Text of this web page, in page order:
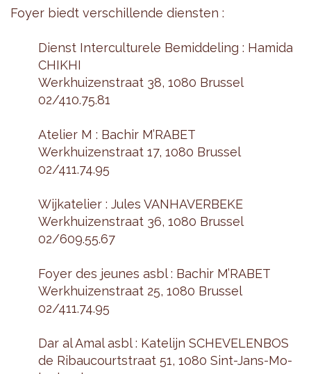
Foyer biedt ver­schil­len­de dien­sten :
Dienst In­ter­cul­tu­re­le Be­mid­de­ling : Ha­mi­da
CHIK­HI
Werk­hui­zen­straat 38, 1080 Brus­sel
02/410.75.81
Ate­lier M : Ba­chir M’RABET
Werk­hui­zen­straat 17, 1080 Brus­sel
02/411.74.95
Wijka­te­lier : Jules VAN­HA­VER­BE­KE
Werk­hui­zen­straat 36, 1080 Brus­sel
02/609.55.67
Foyer des jeu­nes asbl : Ba­chir M’RABET
Werk­hui­zen­straat 25, 1080 Brus­sel
02/411.74.95
Dar al Amal asbl : Ka­te­lijn SCHE­VE­LEN­BOS
de Ri­bau­court­straat 51, 1080 Sint-Jans-Mo­